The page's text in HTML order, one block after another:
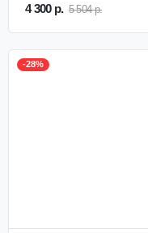
4 300 р. 5 504 р.
-28%